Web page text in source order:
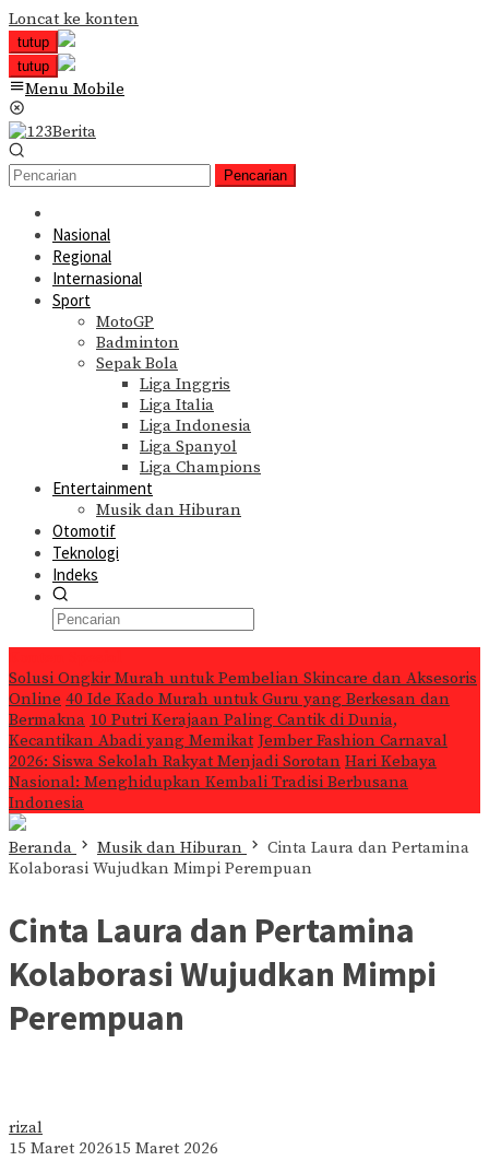
Loncat ke konten
tutup
tutup
Menu Mobile
Pencarian
Nasional
Regional
Internasional
Sport
MotoGP
Badminton
Sepak Bola
Liga Inggris
Liga Italia
Liga Indonesia
Liga Spanyol
Liga Champions
Entertainment
Musik dan Hiburan
Otomotif
Teknologi
Indeks
Solusi Ongkir Murah untuk Pembelian Skincare dan Aksesoris
Online 40 Ide Kado Murah untuk Guru yang Berkesan dan
Bermakna 10 Putri Kerajaan Paling Cantik di Dunia,
Kecantikan Abadi yang Memikat Jember Fashion Carnaval
2026: Siswa Sekolah Rakyat Menjadi Sorotan Hari Kebaya
Nasional: Menghidupkan Kembali Tradisi Berbusana
Indonesia
Beranda Musik dan Hiburan
Cinta Laura dan Pertamina
Kolaborasi Wujudkan Mimpi Perempuan
Cinta Laura dan Pertamina
Kolaborasi Wujudkan Mimpi
Perempuan
rizal
15 Maret 202615 Maret 2026